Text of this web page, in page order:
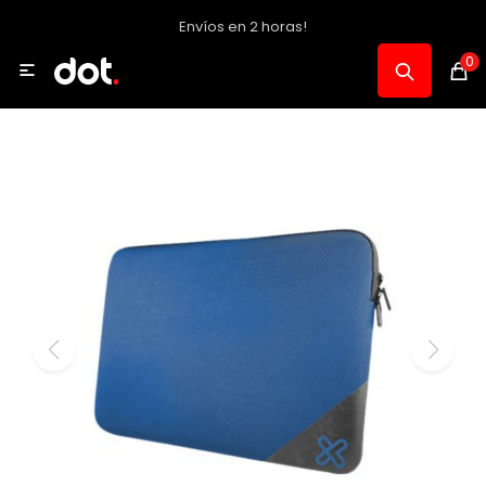
Envíos en 2 horas!
0

Celulares, Relojes y Tablets
Informática
Audio, Foto y Video